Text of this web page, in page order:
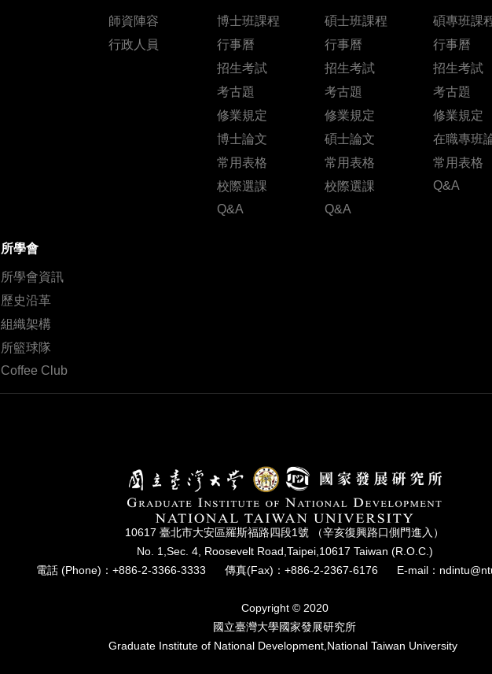
師資陣容
行政人員
博士班課程
行事曆
招生考試
考古題
修業規定
博士論文
常用表格
校際選課
Q&A
碩士班課程
行事曆
招生考試
考古題
修業規定
碩士論文
常用表格
校際選課
Q&A
碩專班課
行事曆
招生考試
考古題
修業規定
在職專班
常用表格
Q&A
所學會
所學會資訊
歷史沿革
組織架構
所籃球隊
Coffee Club
10617 臺北市⼤安區羅斯福路四段1號 （辛亥復興路⼝側⾨進入）
No. 1,Sec. 4, Roosevelt Road,Taipei,10617 Taiwan (R.O.C.)
電話 (Phone)：+886-2-3366-3333
傳真(Fax)：+886-2-2367-6176 E-mail：
Copyright © 2020
國立臺灣⼤學國家發展研究所
Graduate Institute of National Development,National Taiwan University